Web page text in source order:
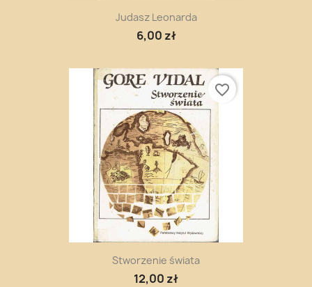
Judasz Leonarda
6,00 zł
Stworzenie świata
12,00 zł
favorite_border